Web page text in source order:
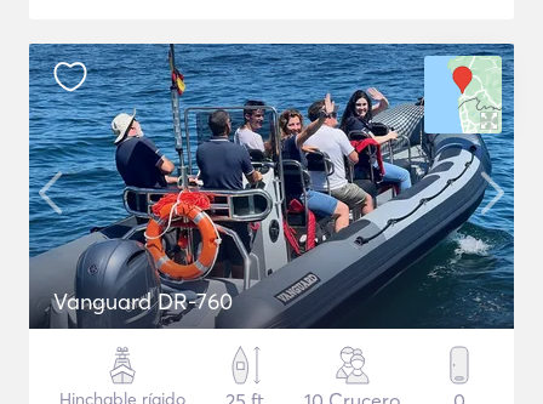
Vanguard DR-760
Hinchable rígido